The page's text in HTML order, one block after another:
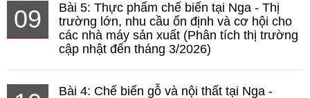
09
Bài 5: Thực phẩm chế biến tại Nga - Thị
trường lớn, nhu cầu ổn định và cơ hội cho
các nhà máy sản xuất (Phân tích thị trường
cập nhật đến tháng 3/2026)
Bài 4: Chế biến gỗ và nội thất tại Nga -